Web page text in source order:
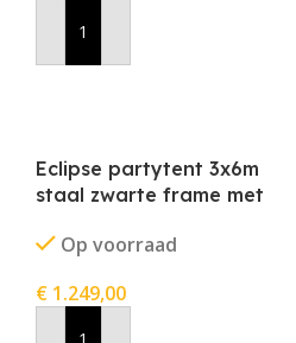
In Winkelwagen
Eclipse partytent 3x6m
staal zwarte frame met
Op voorraad
€ 1.249,00